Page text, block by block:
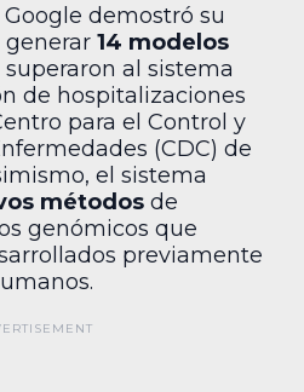
demostró su
14 modelos
al sistema
de hospitalizaciones
para el Control y
(CDC) de
el sistema
métodos de
genómicos que
previamente